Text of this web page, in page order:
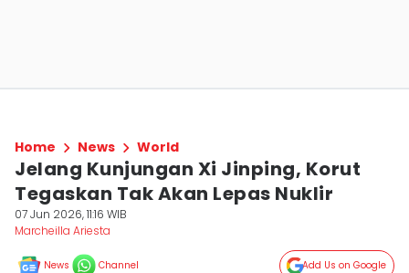
Home News World
Jelang Kunjungan Xi Jinping, Korut
Tegaskan Tak Akan Lepas Nuklir
07 Jun 2026, 11:16 WIB
Marcheilla Ariesta
News Channel Add Us on Google